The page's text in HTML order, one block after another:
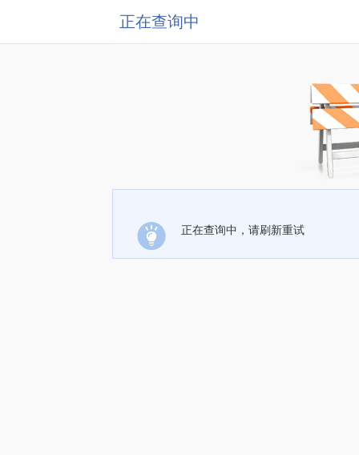
正在查询中
正在查询中，请刷新重试